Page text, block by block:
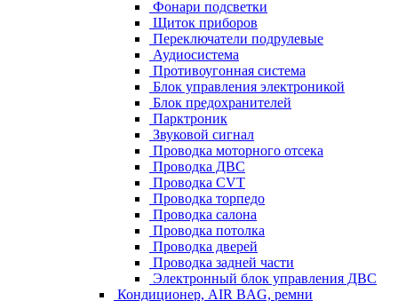
Фонари подсветки
Щиток приборов
Переключатели подрулевые
Аудиосистема
Противоугонная система
Блок управления электроникой
Блок предохранителей
Парктроник
Звуковой сигнал
Проводка моторного отсека
Проводка ДВС
Проводка CVT
Проводка торпедо
Проводка салона
Проводка потолка
Проводка дверей
Проводка задней части
Электронный блок управления ДВС
Кондиционер, AIR BAG, ремни